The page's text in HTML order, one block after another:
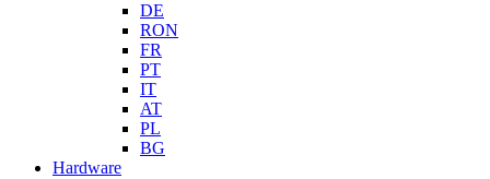
DE
RON
FR
PT
IT
AT
PL
BG
Hardware